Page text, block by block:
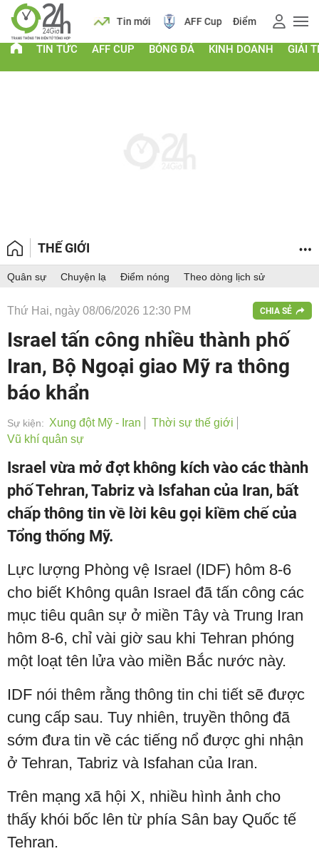
Lịch Tin mới AFF Cup Điểm chuẩn 2026
TIN TỨC AFF CUP BÓNG ĐÁ KINH DOANH GIẢI
THẾ GIỚI
Quân sự Chuyện lạ Điểm nóng Theo dòng lịch sử
Thứ Hai, ngày 08/06/2026 12:30 PM CHIA SẺ
Israel tấn công nhiều thành phố
Iran, Bộ Ngoại giao Mỹ ra thông
báo khẩn
Sự kiện: Xung đột Mỹ - Iran
Thời sự thế giới
Vũ khí quân sự
Israel vừa mở đợt không kích vào các thành
phố Tehran, Tabriz và Isfahan của Iran, bất
chấp thông tin về lời kêu gọi kiềm chế của
Tổng thống Mỹ.
Lực lượng Phòng vệ Israel (IDF) hôm 8-6
cho biết Không quân Israel đã tấn công các
mục tiêu quân sự ở miền Tây và Trung Iran
hôm 8-6, chỉ vài giờ sau khi Tehran phóng
một loạt tên lửa vào miền Bắc nước này.
IDF nói thêm rằng thông tin chi tiết sẽ được
cung cấp sau. Tuy nhiên, truyền thông đã
sớm đưa tin về các tiếng nổ được ghi nhận
ở Tehran, Tabriz và Isfahan của Iran.
Trên mạng xã hội X, nhiều hình ảnh cho
thấy khói bốc lên từ phía Sân bay Quốc tế
Tehran.